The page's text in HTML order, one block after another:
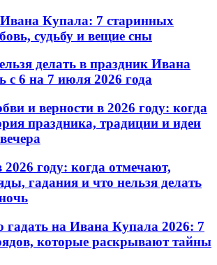
Купала: 7 старинных
судьбу и вещие сны
делать в праздник Ивана
с 6 на 7 июля 2026 года
и верности в 2026 году: когда
праздника, традиции и идеи
году: когда отмечают,
гадания и что нельзя делать
гадать на Ивана Купала 2026: 7
которые раскрывают тайны